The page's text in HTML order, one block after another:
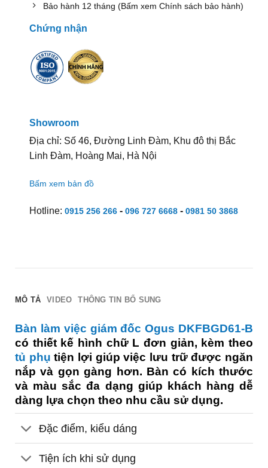
Bảo hành 12 tháng (Bấm xem Chính sách bảo hành)
Chứng nhận
Showroom
Địa chỉ: Số 46, Đường Linh Đàm, Khu đô thị Bắc
Linh Đàm, Hoàng Mai, Hà Nội
Bấm xem bản đồ
Hotline: 0915 256 266- 096 727 6668- 0981 50 3868
MÔ TẢ VIDEO THÔNG TIN BỔ SUNG
Bàn làm việc giám đốc Ogus DKFBGD61-B
có thiết kế hình chữ L đơn giản, kèm theo
tủ phụ tiện lợi giúp việc lưu trữ được ngăn
nắp và gọn gàng hơn. Bàn có kích thước
và màu sắc đa dạng giúp khách hàng dễ
dàng lựa chọn theo nhu cầu sử dụng.
Đặc điểm, kiểu dáng
Tiện ích khi sử dụng